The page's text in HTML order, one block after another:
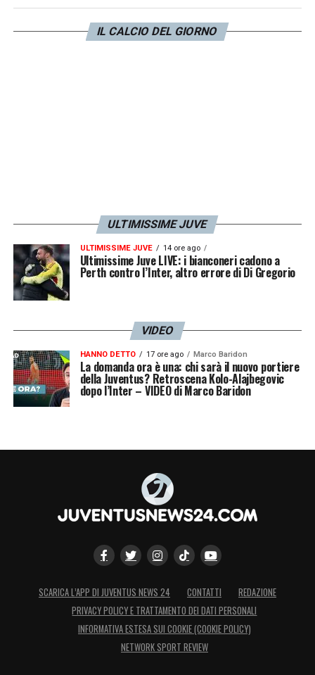
LA PLAYLIST DELLE NOSTRE TOP NEWS
IL CALCIO DEL GIORNO
ULTIMISSIME JUVE
ULTIMISSIME JUVE 14 ore ago
Ultimissime Juve LIVE: i bianconeri cadono a
Perth contro l’Inter, altro errore di Di Gregorio
VIDEO
HANNO DETTO 17 ore ago Marco Baridon
La domanda ora è una: chi sarà il nuovo portiere
della Juventus? Retroscena Kolo-Alajbegovic
dopo l’Inter – VIDEO di Marco Baridon
SCARICA L’APP DI JUVENTUS NEWS 24 CONTATTI
REDAZIONE
PRIVACY POLICY E TRATTAMENTO DEI DATI PERSONALI
INFORMATIVA ESTESA SUI COOKIE (COOKIE POLICY)
NETWORK SPORT REVIEW